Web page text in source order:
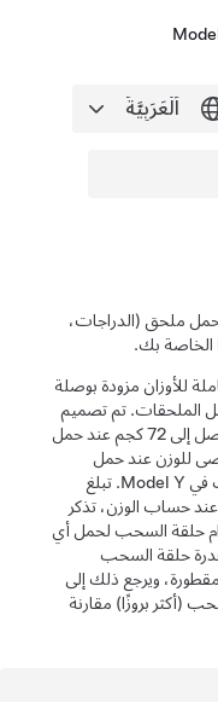
(الدراجات،
بك.
مزودة بوصلة
الملحقات. تم تصميم
الوصلة الكروية لدعم الأحمال العمودية بوزن يصل إلى 72 كجم عند حمل
عند حمل
Model Y. تبلغ
السحب 72 كجم. عند حساب الوزن، تذكر
السحب لحمل أي
حلقة السحب
ويرجع ذلك إلى
بروزًا) مقارنة